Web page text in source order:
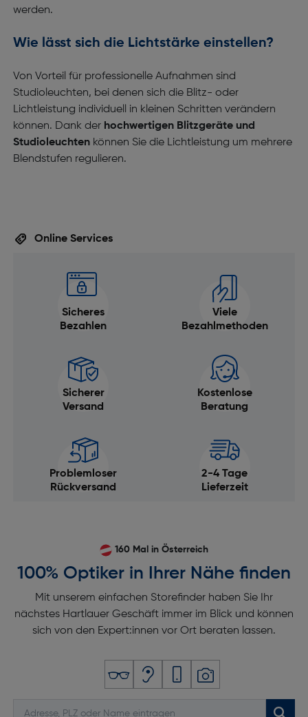
werden.
Wie lässt sich die Lichtstärke einstellen?
Von Vorteil für professionelle Aufnahmen sind
Studioleuchten, bei denen sich die Blitz- oder
Lichtleistung individuell in kleinen Schritten verändern
können. Dank der hochwertigen Blitzgeräte und
Studioleuchtenkönnen Sie die Lichtleistung um mehrere
Blendstufen regulieren.
Online Services
Sicheres
Bezahlen
Viele
Bezahlmethoden
Sicherer
Versand
Kostenlose
Beratung
Problemloser
Rückversand
2-4 Tage
Lieferzeit
160 Mal in Österreich
100% Optiker in Ihrer Nähe finden
Mit unserem einfachen Storefinder haben Sie Ihr
nächstes Hartlauer Geschäft immer im Blick und können
sich von den Expert:innen vor Ort beraten lassen.